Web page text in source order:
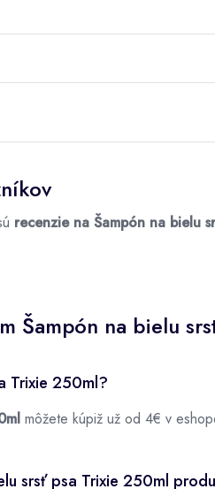
recenzie na Šampón na bielu
Šampón na bielu
Trixie 250ml?
môžete kúpiž už od 4€ v
srsť psa Trixie 250ml